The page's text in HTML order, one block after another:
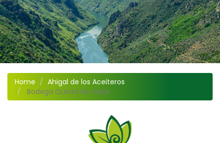
Home
Ahigal de los Aceiteros
Bodega Quinta las Velas